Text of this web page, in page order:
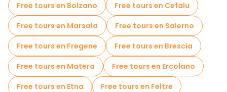
Free tours en Bolzano
Free tours en Cefalu
Free tours en Marsala
Free tours en Salerno
Free tours en Fregene
Free tours en Brescia
Free tours en Matera
Free tours en Ercolano
Free tours en Etna
Free tours en Feltre